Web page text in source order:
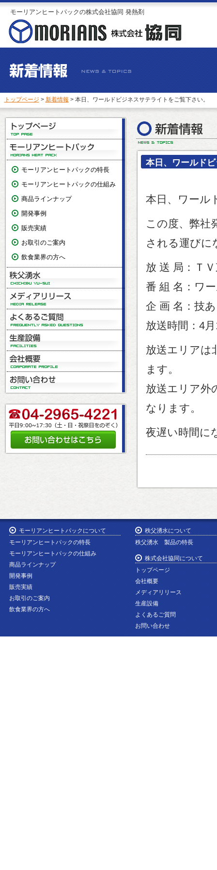
モーリアンヒートパックの株式会社協同 発熱剤
トップページ > 新着情報 > 本日、ワールドビジネスサテライトをご覧下さい。
モーリアンヒートパックの特長
モーリアンヒートパックの仕組み
商品ラインナップ
開発事例
販売実績
お取引のご案内
飲食業界の方へ
本日、ワールド
本日、ワール
この度、弊社
される運びに
放 送 局：Ｔ
番 組 名：ワ
企 画 名：技
放送時間：4
放送エリアは
ます。
放送エリア外
なります。
夜遅い時間に
モーリアンヒートパックについて
モーリアンヒートパックの特長
モーリアンヒートパックの仕組み
商品ラインナップ
開発事例
販売実績
お取引のご案内
飲食業界の方へ
秩父湧水について
秩父湧水 製品の特長
株式会社協同について
トップページ
会社概要
メディアリリース
生産設備
よくあるご質問
お問い合わせ